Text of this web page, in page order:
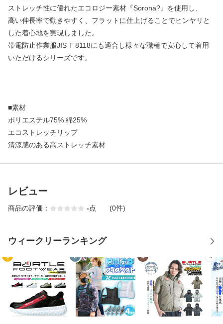
ストレッチ性に優れたエコロジー素材『Sorona?』を使用し、
高い伸長率で動きやすく、フラットに仕上げることでヒンヤリと
した着心地を実現しました。
帯電防止作業服JIS T 8118にも適合し様々な職種で安心して着用
いただけるシリーズです。
■素材
ポリエステル75% 綿25%
エコストレッチリップ
清涼感のある高ストレッチ素材
レビュー
商品の評価： -点 (0件)
ウィークリーランキング
1 2 3 4